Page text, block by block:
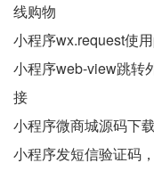
线购物
小程序wx.request使
小程序web-view跳转
接
小程序微商城源码下
小程序发短信验证码